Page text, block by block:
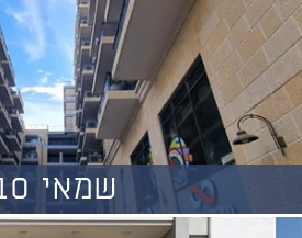
שמאי 10